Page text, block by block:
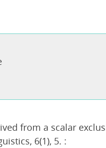
from a scalar
6(1), 5. :